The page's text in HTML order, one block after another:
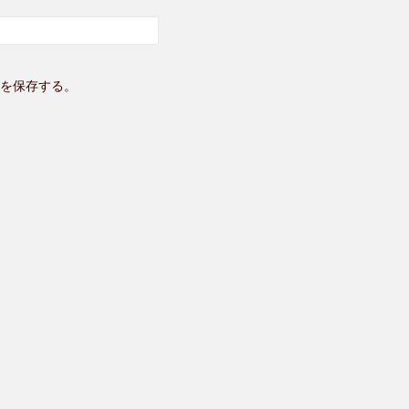
保存する。